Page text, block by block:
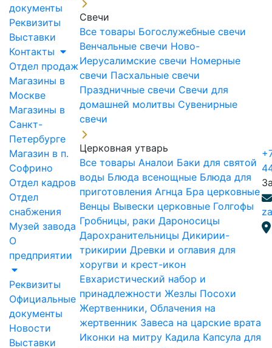
документы
Реквизиты
Выставки
Контакты
Отдел продаж
Магазины в
Москве
Магазины в
Санкт-
Петербурге
Магазин в п.
Софрино
Отдел кадров
Отдел
снабжения
Музей завода
О
предприятии
Реквизиты
Официальные
документы
Новости
Выставки
Свечи
Все товары Богослужебные свечи
Венчальные свечи Ново-
Иерусалимские свечи Номерные
свечи Пасхальные свечи
Праздничные свечи Свечи для
домашней молитвы Сувенирные
свечи
Церковная утварь
Все товары Аналои Баки для святой
воды Блюда всенощные Блюда для
приготовления Агнца Бра церковные
Венцы Вывески церковные Голгофы
Гробницы, раки Дароносицы
Дарохранительницы Дикирии-
трикирии Древки и оглавия для
хоругви и крест-икон
Евхаристический набор и
принадлежности Жезлы Посохи
Жертвенники, Облачения на
жертвенник Завеса на царские врата
Иконки на митру Кадила Капсула для